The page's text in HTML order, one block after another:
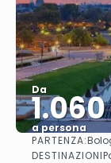
Da
a persona
PARTENZA:
DESTINAZIONI